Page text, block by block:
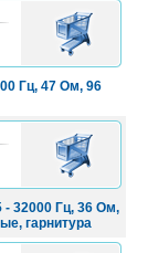
Гц, 47 Ом, 96
В
КОРЗИНУ
- 32000 Гц, 36 Ом,
гарнитура
В
КОРЗИНУ